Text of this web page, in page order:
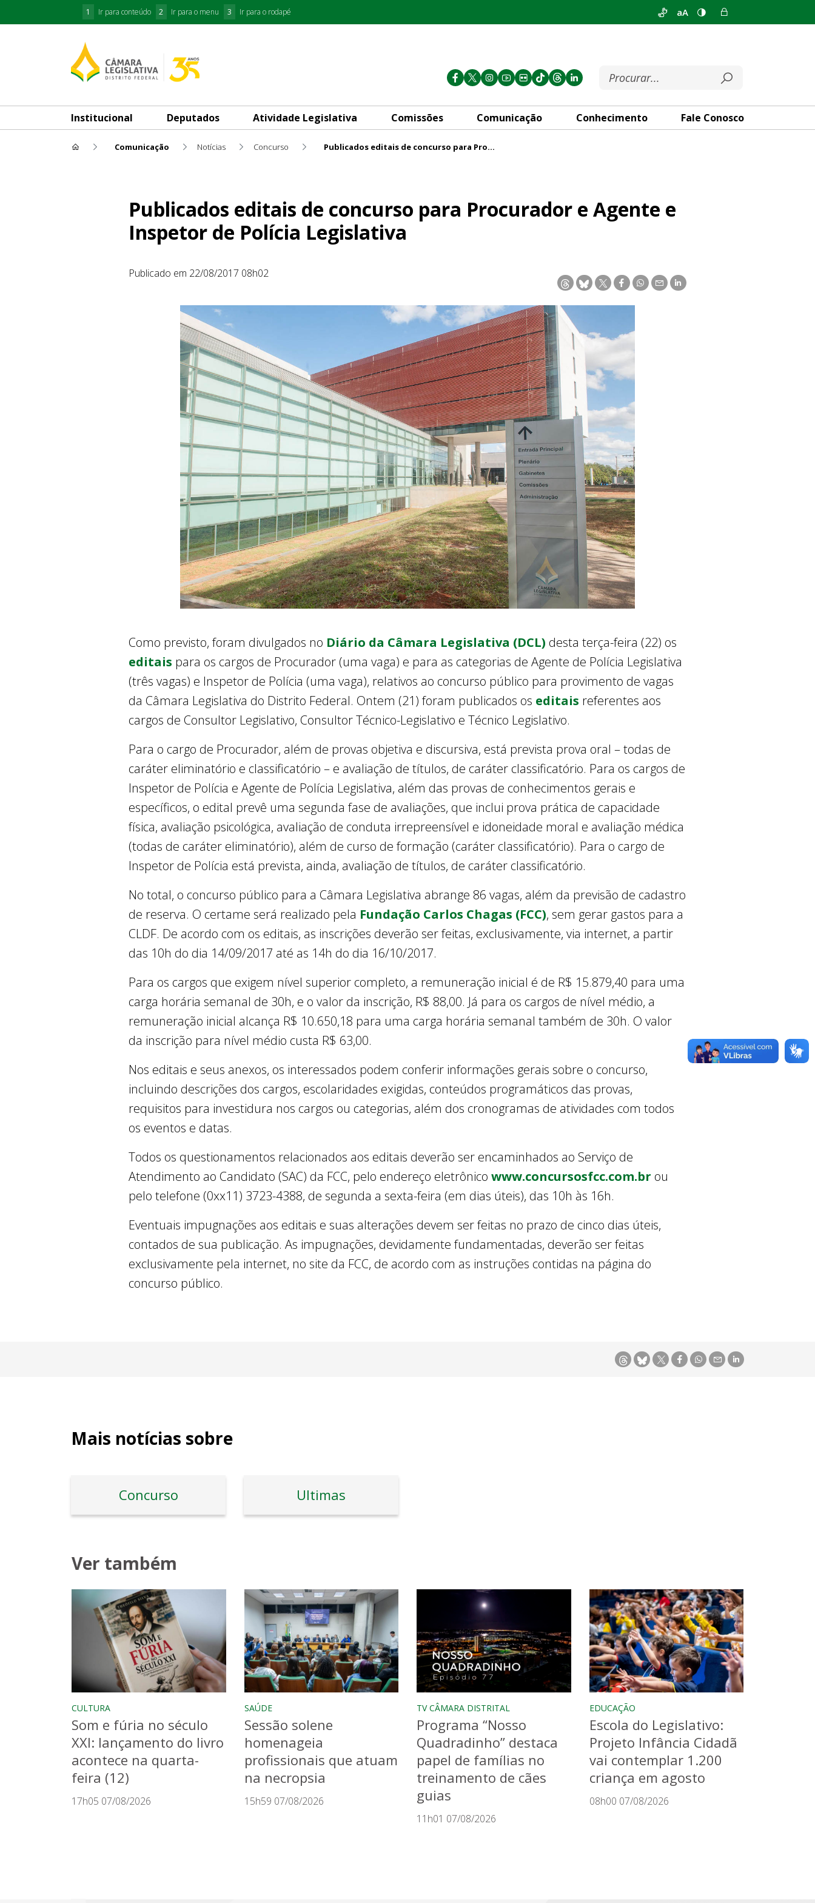
1 Ir para conteúdo 2 Ir para o menu 3 Ir para o rodapé aA
Institucional Deputados Atividade Legislativa Comissões Comunicação Conhecimento Fale Conosco
Comunicação Notícias Concurso Publicados editais de concurso para Procurador e Agente e Inspetor de Polícia Legislativa
Publicados editais de concurso para Procurador e Agente e
Inspetor de Polícia Legislativa
Publicado em 22/08/2017 08h02
Como previsto, foram divulgados no Diário da Câmara Legislativa (DCL) desta terça-feira (22) os
editais para os cargos de Procurador (uma vaga) e para as categorias de Agente de Polícia Legislativa
(três vagas) e Inspetor de Polícia (uma vaga), relativos ao concurso público para provimento de vagas
da Câmara Legislativa do Distrito Federal. Ontem (21) foram publicados os editais referentes aos
cargos de Consultor Legislativo, Consultor Técnico-Legislativo e Técnico Legislativo.
Para o cargo de Procurador, além de provas objetiva e discursiva, está prevista prova oral – todas de
caráter eliminatório e classificatório – e avaliação de títulos, de caráter classificatório. Para os cargos de
Inspetor de Polícia e Agente de Polícia Legislativa, além das provas de conhecimentos gerais e
específicos, o edital prevê uma segunda fase de avaliações, que inclui prova prática de capacidade
física, avaliação psicológica, avaliação de conduta irrepreensível e idoneidade moral e avaliação médica
(todas de caráter eliminatório), além de curso de formação (caráter classificatório). Para o cargo de
Inspetor de Polícia está prevista, ainda, avaliação de títulos, de caráter classificatório.
No total, o concurso público para a Câmara Legislativa abrange 86 vagas, além da previsão de cadastro
de reserva. O certame será realizado pela Fundação Carlos Chagas (FCC), sem gerar gastos para a
CLDF. De acordo com os editais, as inscrições deverão ser feitas, exclusivamente, via internet, a partir
das 10h do dia 14/09/2017 até as 14h do dia 16/10/2017.
Para os cargos que exigem nível superior completo, a remuneração inicial é de R$ 15.879,40 para uma
carga horária semanal de 30h, e o valor da inscrição, R$ 88,00. Já para os cargos de nível médio, a
remuneração inicial alcança R$ 10.650,18 para uma carga horária semanal também de 30h. O valor
da inscrição para nível médio custa R$ 63,00.
Nos editais e seus anexos, os interessados podem conferir informações gerais sobre o concurso,
incluindo descrições dos cargos, escolaridades exigidas, conteúdos programáticos das provas,
requisitos para investidura nos cargos ou categorias, além dos cronogramas de atividades com todos
os eventos e datas.
Todos os questionamentos relacionados aos editais deverão ser encaminhados ao Serviço de
Atendimento ao Candidato (SAC) da FCC, pelo endereço eletrônico www.concursosfcc.com.br ou
pelo telefone (0xx11) 3723-4388, de segunda a sexta-feira (em dias úteis), das 10h às 16h.
Eventuais impugnações aos editais e suas alterações devem ser feitas no prazo de cinco dias úteis,
contados de sua publicação. As impugnações, devidamente fundamentadas, deverão ser feitas
exclusivamente pela internet, no site da FCC, de acordo com as instruções contidas na página do
concurso público.
Mais notícias sobre
Concurso Ultimas
Ver também
CULTURA
Som e fúria no século
XXI: lançamento do livro
acontece na quarta-
feira (12)
17h05 07/08/2026
SAÚDE
Sessão solene
homenageia
profissionais que atuam
na necropsia
15h59 07/08/2026
TV CÂMARA DISTRITAL
Programa “Nosso
Quadradinho” destaca
papel de famílias no
treinamento de cães
guias
11h01 07/08/2026
EDUCAÇÃO
Escola do Legislativo:
Projeto Infância Cidadã
vai contemplar 1.200
criança em agosto
08h00 07/08/2026